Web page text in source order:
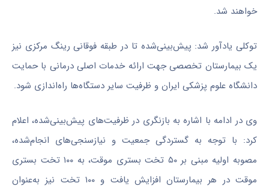
خواهند شد.
توکلی یادآور شد: پیش‌بینی‌شده تا در طبقه فوقانی رینگ مرکزی نیز
یک بیمارستان تخصصی جهت ارائه خدمات اصلی درمانی با حمایت
دانشگاه علوم پزشکی ایران و ظرفیت سایر دستگاه‌ها راه‌اندازی شود.
وی در ادامه با اشاره به بازنگری در ظرفیت‌های پیش‌بینی‌شده، اعلام
کرد: با توجه به گستردگی جمعیت و نیازسنجی‌های انجام‌شده،
مصوبه اولیه مبنی بر ۵۰ تخت بستری موقت، به ۱۰۰ تخت بستری
موقت در هر بیمارستان افزایش یافت و ۱۰۰ تخت نیز به‌عنوان